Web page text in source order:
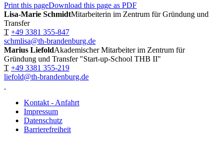
Print this pageDownload this page as PDF
Lisa-Marie SchmidtMitarbeiterin im Zentrum für Gründung und
Transfer
T +49 3381 355-847
schmlisa@th-brandenburg.de
Marius LiefoldAkademischer Mitarbeiter im Zentrum für
Gründung und Transfer "Start-up-School THB II"
T +49 3381 355-219
liefold@th-brandenburg.de
Kontakt - Anfahrt
Impressum
Datenschutz
Barrierefreiheit